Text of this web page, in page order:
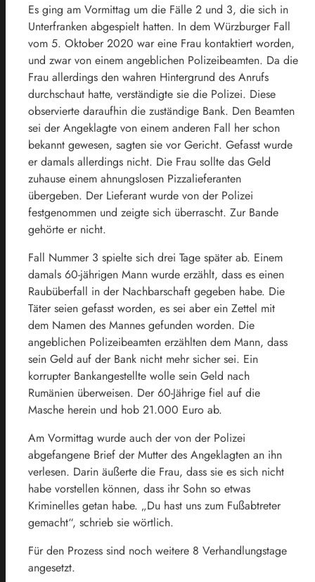
Es ging am Vormittag um die Fälle 2 und 3, die sich in
Unterfranken abgespielt hatten. In dem Würzburger Fall
vom 5. Oktober 2020 war eine Frau kontaktiert worden,
und zwar von einem angeblichen Polizeibeamten. Da die
Frau allerdings den wahren Hintergrund des Anrufs
durchschaut hatte, verständigte sie die Polizei. Diese
observierte daraufhin die zuständige Bank. Den Beamten
sei der Angeklagte von einem anderen Fall her schon
bekannt gewesen, sagten sie vor Gericht. Gefasst wurde
er damals allerdings nicht. Die Frau sollte das Geld
zuhause einem ahnungslosen Pizzalieferanten
übergeben. Der Lieferant wurde von der Polizei
festgenommen und zeigte sich überrascht. Zur Bande
gehörte er nicht.
Fall Nummer 3 spielte sich drei Tage später ab. Einem
damals 60-jährigen Mann wurde erzählt, dass es einen
Raubüberfall in der Nachbarschaft gegeben habe. Die
Täter seien gefasst worden, es sei aber ein Zettel mit
dem Namen des Mannes gefunden worden. Die
angeblichen Polizeibeamten erzählten dem Mann, dass
sein Geld auf der Bank nicht mehr sicher sei. Ein
korrupter Bankangestellte wolle sein Geld nach
Rumänien überweisen. Der 60-Jährige fiel auf die
Masche herein und hob 21.000 Euro ab.
Am Vormittag wurde auch der von der Polizei
abgefangene Brief der Mutter des Angeklagten an ihn
verlesen. Darin äußerte die Frau, dass sie es sich nicht
habe vorstellen können, dass ihr Sohn so etwas
Kriminelles getan habe. „Du hast uns zum Fußabtreter
gemacht“, schrieb sie wörtlich.
Für den Prozess sind noch weitere 8 Verhandlungstage
angesetzt.